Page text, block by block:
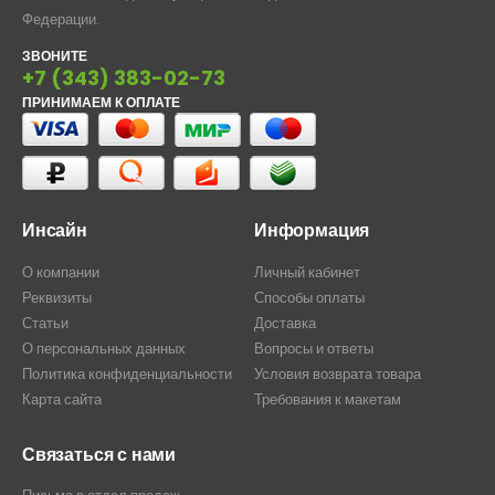
Федерации.
ЗВОНИТЕ
+7 (343) 383-02-73
ПРИНИМАЕМ К ОПЛАТЕ
Инсайн
О компании
Реквизиты
Статьи
О персональных данных
Политика конфиденциальности
Карта сайта
Информация
Личный кабинет
Способы оплаты
Доставка
Вопросы и ответы
Условия возврата товара
Требования к макетам
Связаться с нами